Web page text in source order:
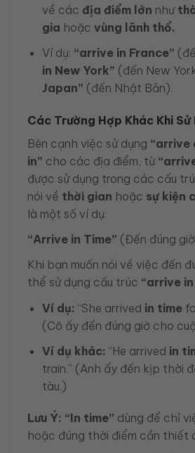
về các địa điểm lớn như
gia hoặc vùng lãnh thổ.
Ví dụ: “arrive in France”
in New York” (đến New
Japan” (đến Nhật Bản).
Các Trường Hợp Khác Khi Sử
Bên cạnh việc sử dụng “arrive
in” cho các địa điểm, từ
được sử dụng trong các cấu
nói về thời gian hoặc sự kiện
là một số ví dụ:
“Arrive in Time” (Đến đúng
Khi bạn muốn nói về việc đến
thể sử dụng cấu trúc “arrive
Ví dụ: “She arrived in time
(Cô ấy đến đúng giờ cho
Ví dụ khác: “He arrived in
train.” (Anh ấy đến kịp thời
tàu.)
Lưu Ý: “In time” dùng để chỉ
hoặc đúng thời điểm cần thiết